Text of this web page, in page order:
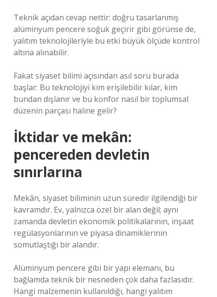
Teknik açıdan cevap nettir: doğru tasarlanmış
alüminyum pencere soğuk geçirir gibi görünse de,
yalıtım teknolojileriyle bu etki büyük ölçüde kontrol
altına alınabilir.
Fakat siyaset bilimi açısından asıl soru burada
başlar: Bu teknolojiyi kim erişilebilir kılar, kim
bundan dışlanır ve bu konfor nasıl bir toplumsal
düzenin parçası haline gelir?
İktidar ve mekân:
pencereden devletin
sınırlarına
Mekân, siyaset biliminin uzun süredir ilgilendiği bir
kavramdır. Ev, yalnızca özel bir alan değil; aynı
zamanda devletin ekonomik politikalarının, inşaat
regülasyonlarının ve piyasa dinamiklerinin
somutlaştığı bir alandır.
Alüminyum pencere gibi bir yapı elemanı, bu
bağlamda teknik bir nesneden çok daha fazlasıdır.
Hangi malzemenin kullanıldığı, hangi yalıtım